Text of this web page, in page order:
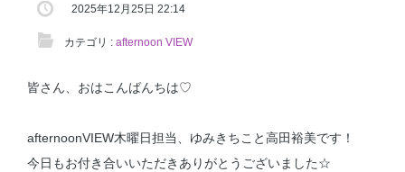
2025年12月25日 22:14
カテゴリ : afternoon VIEW
皆さん、おはこんばんちは♡
afternoonVIEW木曜日担当、ゆみきちこと高田裕美です！
今日もお付き合いいただきありがとうございました☆